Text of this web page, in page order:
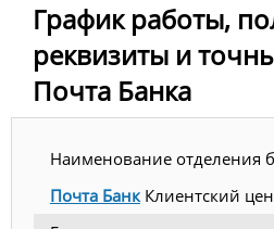
График работы,
реквизиты и
Почта Банка
Наименование отделения
Почта БанкКлиентский